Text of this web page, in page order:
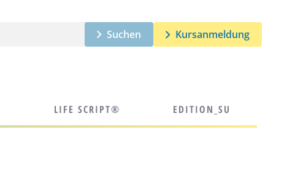
Suchen Kursanmeldung
LIFE SCRIPT® EDITION_SU